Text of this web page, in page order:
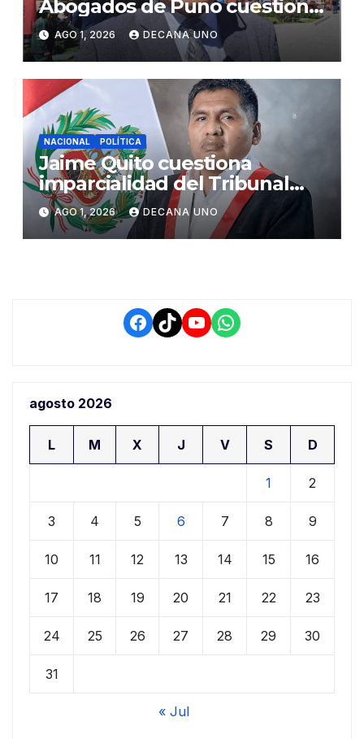
Abogados de Puno cuestiona
propuestas sobre seguridad
ciudadana
AGO 1, 2026 DECANA UNO
NACIONAL POLÍTICA
Jaime Quito cuestiona
imparcialidad del Tribunal
Constitucional tras liberación
de Ollanta Humala
AGO 1, 2026 DECANA UNO
Facebook
TikTokYouTube
WhatsApp
agosto 2026
L M X J V S D
1 2
3 4 5 6 7 8 9
10 11 12 13 14 15 16
17 18 19 20 21 22 23
24 25 26 27 28 29 30
31
« Jul